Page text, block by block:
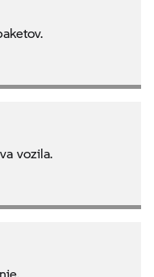
vozila.